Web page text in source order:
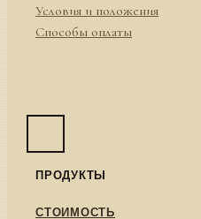
Условия и положения
Способы оплаты
ПРОДУКТЫ
СТОИМОСТЬ